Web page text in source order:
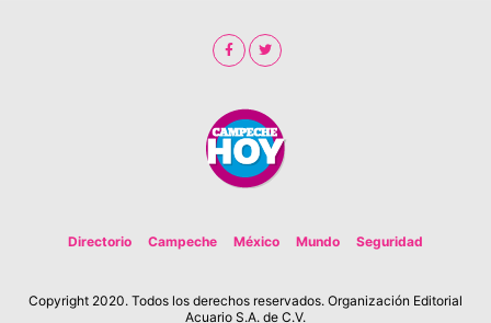
Directorio Campeche México Mundo Seguridad
Copyright 2020. Todos los derechos reservados. Organización Editorial
Acuario S.A. de C.V.